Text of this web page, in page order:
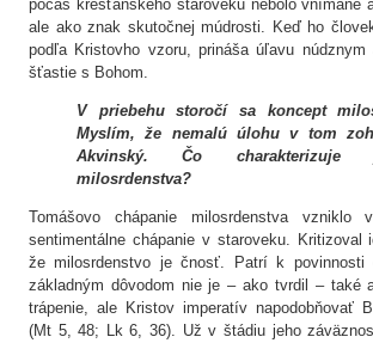
počas kresťanského staroveku nebolo vnímané
ale ako znak skutočnej múdrosti. Keď ho
podľa Kristovho vzoru, prináša úľavu
šťastie s Bohom.
V priebehu storočí sa koncept
Myslím, že nemalú úlohu v tom
Akvinský. Čo charakterizuje
milosrdenstva?
Tomášovo chápanie milosrdenstva
sentimentálne chápanie v staroveku. Kritizoval
že milosrdenstvo je čnosť. Patrí k povinnosti
základným dôvodom nie je – ako tvrdil – také
trápenie, ale Kristov imperatív napodobňovať
(Mt 5, 48; Lk 6, 36). Už v štádiu jeho